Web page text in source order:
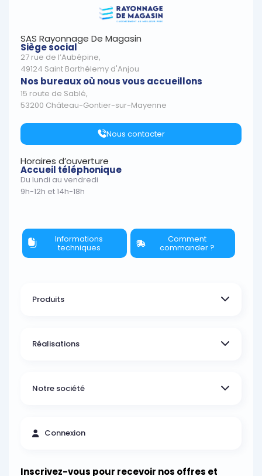
SAS Rayonnage De Magasin
Siège social
27 rue de l’Aubépine,
49124 Saint Barthélemy d'Anjou
Nos bureaux où nous vous accueillons
15 route de Sablé,
53200 Château-Gontier-sur-Mayenne
Nous contacter
Horaires d’ouverture
Accueil téléphonique
Du lundi au vendredi
9h-12h et 14h-18h
Informations
techniques
Comment
commander ?
Produits
Réalisations
Notre société
Connexion
Inscrivez-vous pour recevoir nos offres et